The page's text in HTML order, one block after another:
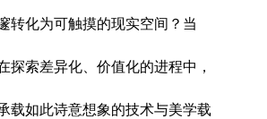
转化为可触摸的现实空间？当
探索差异化、价值化的进程中，
载如此诗意想象的技术与美学载